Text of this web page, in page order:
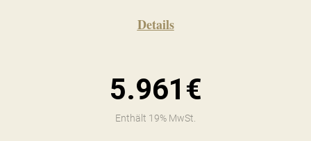
Details
5.961€
Enthält 19% MwSt.